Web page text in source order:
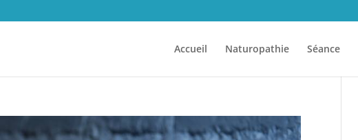
Accueil Naturopathie Séance